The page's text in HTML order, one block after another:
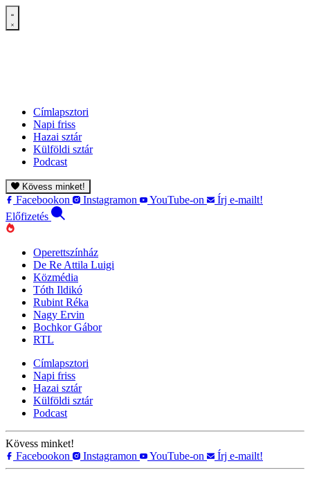
Címlapsztori
Napi friss
Hazai sztár
Külföldi sztár
Podcast
Kövess minket!
Facebookon Instagramon YouTube-on
Írj e-mailt!
Előfizetés
Operettszínház
De Re Attila Luigi
Közmédia
Tóth Ildikó
Rubint Réka
Nagy Ervin
Bochkor Gábor
RTL
Címlapsztori
Napi friss
Hazai sztár
Külföldi sztár
Podcast
Kövess minket!
Facebookon
Instagramon YouTube-on Írj e-mailt!